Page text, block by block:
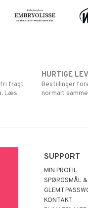
fri fragt
Læs
HURTIGE
Bestillinger
normalt
SUPPORT
MIN PROFIL
SPØRGSMÅL &
GLEMT
KONTAKT